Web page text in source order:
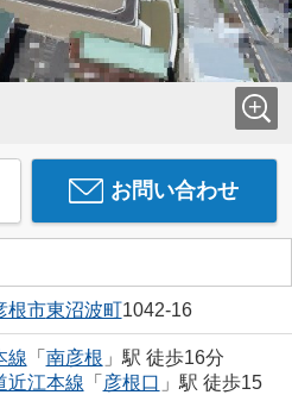
お問い合わせ
根市東沼波町1042-16
線 「 南彦根 」駅 徒歩16分
近江本線 「 彦根口 」駅 徒歩15